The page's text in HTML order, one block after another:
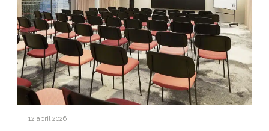
12 april 2026